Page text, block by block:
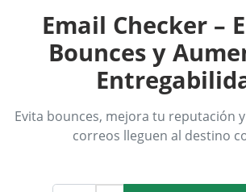
Email Checker –
Bounces y
Evita bounces, mejora tu reputación
correos lleguen al destino